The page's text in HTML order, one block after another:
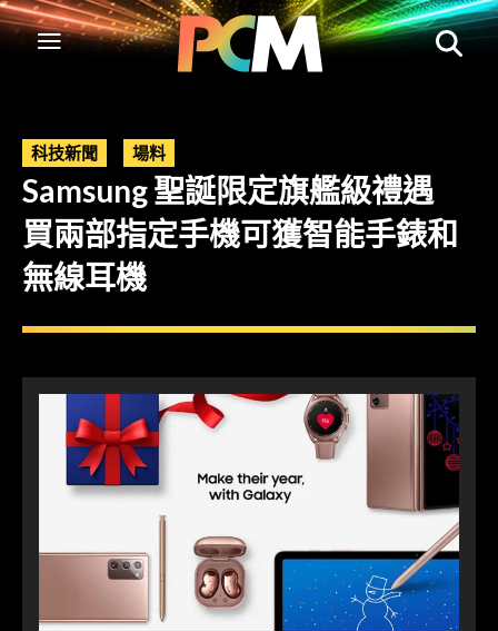
科技新聞 場料
Samsung 聖誕限定旗艦級禮遇
買兩部指定手機可獲智能手錶和
無線耳機